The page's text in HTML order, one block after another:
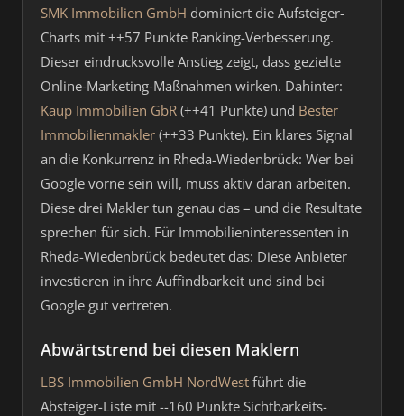
SMK Immobilien GmbH dominiert die Aufsteiger-
Charts mit ++57 Punkte Ranking-Verbesserung.
Dieser eindrucksvolle Anstieg zeigt, dass gezielte
Online-Marketing-Maßnahmen wirken. Dahinter:
Kaup Immobilien GbR (++41 Punkte) und Bester
Immobilienmakler (++33 Punkte). Ein klares Signal
an die Konkurrenz in Rheda-Wiedenbrück: Wer bei
Google vorne sein will, muss aktiv daran arbeiten.
Diese drei Makler tun genau das – und die Resultate
sprechen für sich. Für Immobilieninteressenten in
Rheda-Wiedenbrück bedeutet das: Diese Anbieter
investieren in ihre Auffindbarkeit und sind bei
Google gut vertreten.
Abwärtstrend bei diesen Maklern
LBS Immobilien GmbH NordWest führt die
Absteiger-Liste mit --160 Punkte Sichtbarkeits-